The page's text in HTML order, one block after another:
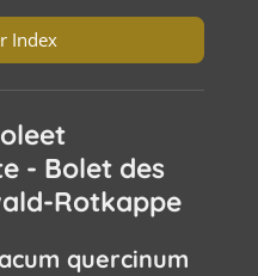
Index
- Bolet des
Rotkappe
quercinum